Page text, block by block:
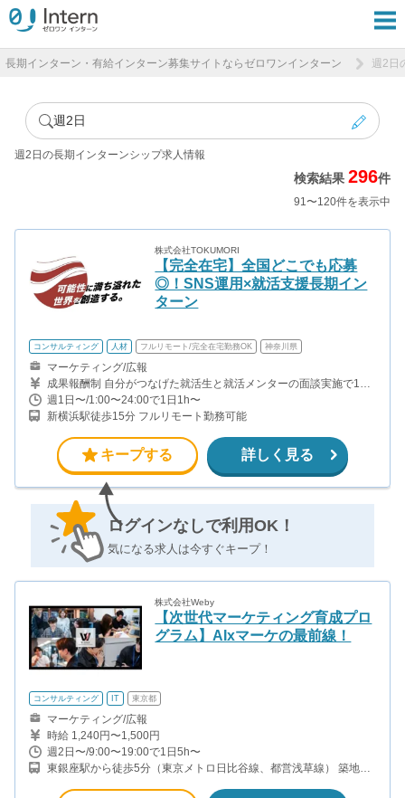
長期インターン・有給インターン募集サイトならゼロワンインターン 週2日
週2日
週2日の長期インターンシップ求人情報
検索結果296件
91〜120件を表示中
株式会社TOKUMORI
【完全在宅】全国どこでも応募
◎！SNS運用×就活支援長期イン
ターン
コンサルティング 人材 フルリモート/完全在宅勤務OK 神奈川県
マーケティング/広報
成果報酬制 自分がつなげた就活生と就活メンターの面談実施で1件
につき750円 就活生のエージェント利用で1件につき1250円 →一件
の成約につき2000円の報酬となります 【月収例】 ユニットリーダ
ー（週15時間×4週=60時間稼働）の場合 個人成果：30件×2000円
＝60000 ＋ ユニットリーダー報酬：ユニット成約数
60件×300円＝18000円 ＝78000円（時給換算：約1300円） ※ユ
ニットリーダーとは インサイドセールスのメンバー4-5人ほどをま
とめるリーダー
週1日〜/1:00〜24:00で1日1h〜
新横浜駅徒歩15分 フルリモート勤務可能
キープする 詳しく見る
ログインなしで利用OK！
気になる求人は今すぐキープ！
株式会社Weby
【次世代マーケティング育成プロ
グラム】AIxマーケの最前線！
コンサルティング IT 東京都
マーケティング/広報
時給 1,240円〜1,500円
週2日〜/9:00〜19:00で1日5h〜
東銀座駅から徒歩5分（東京メトロ日比谷線、都営浅草線） 築地駅